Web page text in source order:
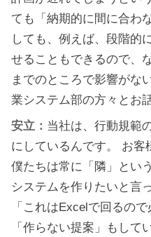
ても「納期的に間に合わ
しても、例えば、段階的
せることもできるので、
までのところで影響がな
業システム部の方々とお
安立： 当社は、行動規範
にしているんです。 お客
僕たちは常に「隣」とい
システムを作りたいと言
「これはExcelで回るの
「作らない提案」もして